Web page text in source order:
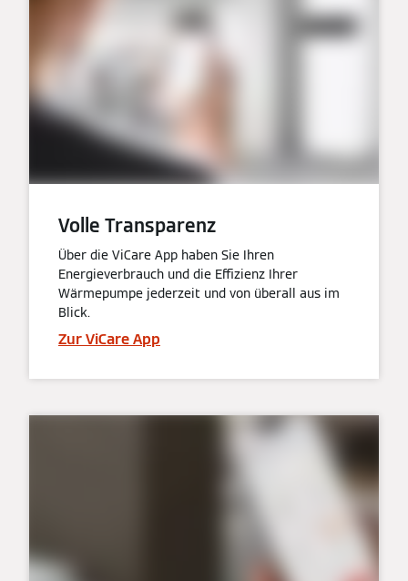
Volle Transparenz
Über die ViCare App haben Sie Ihren
Energieverbrauch und die Effizienz Ihrer
Wärmepumpe jederzeit und von überall aus im
Blick.
Zur ViCare App